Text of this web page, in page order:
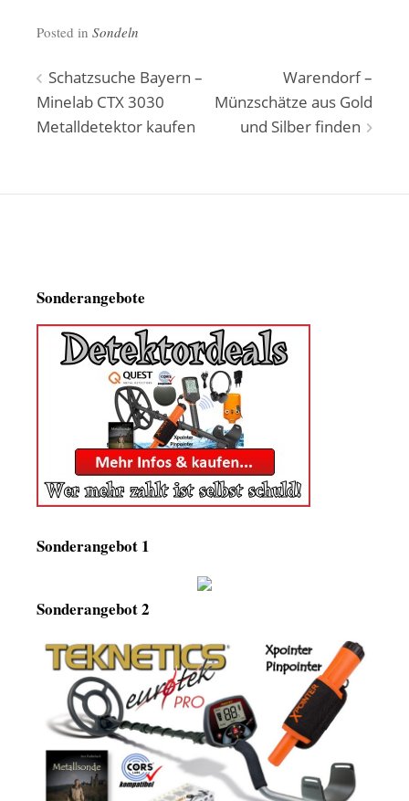
Posted in Sondeln
Beitragsnavigation
Schatzsuche Bayern –
Minelab CTX 3030
Metalldetektor kaufen
Warendorf –
Münzschätze aus Gold
und Silber finden
Sonderangebote
Sonderangebot 1
Sonderangebot 2